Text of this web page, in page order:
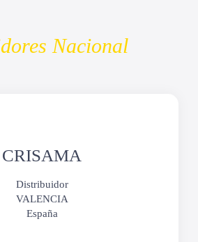
Nacional
CRISAMA​​
Distribuidor
VALENCIA
España